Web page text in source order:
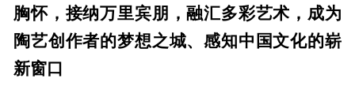
胸怀，接纳万里宾朋，融汇多彩艺术，成为
陶艺创作者的梦想之城、感知中国文化的崭
新窗口